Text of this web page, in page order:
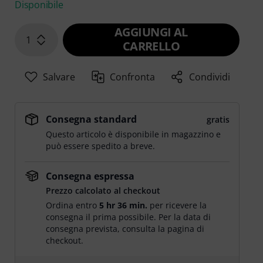
Disponibile
1
AGGIUNGI AL
CARRELLO
Salvare Confronta Condividi
Consegna standard
gratis
Questo articolo è disponibile in magazzino e
può essere spedito a breve.
Consegna espressa
Prezzo calcolato al checkout
Ordina entro 5 hr 36 min. per ricevere la
consegna il prima possibile. Per la data di
consegna prevista, consulta la pagina di
checkout.